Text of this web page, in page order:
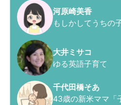
河原崎美香
もしかしてうちの
大井ミサコ
ゆる英語子育て
千代田橋そあ
43歳の新米ママ「